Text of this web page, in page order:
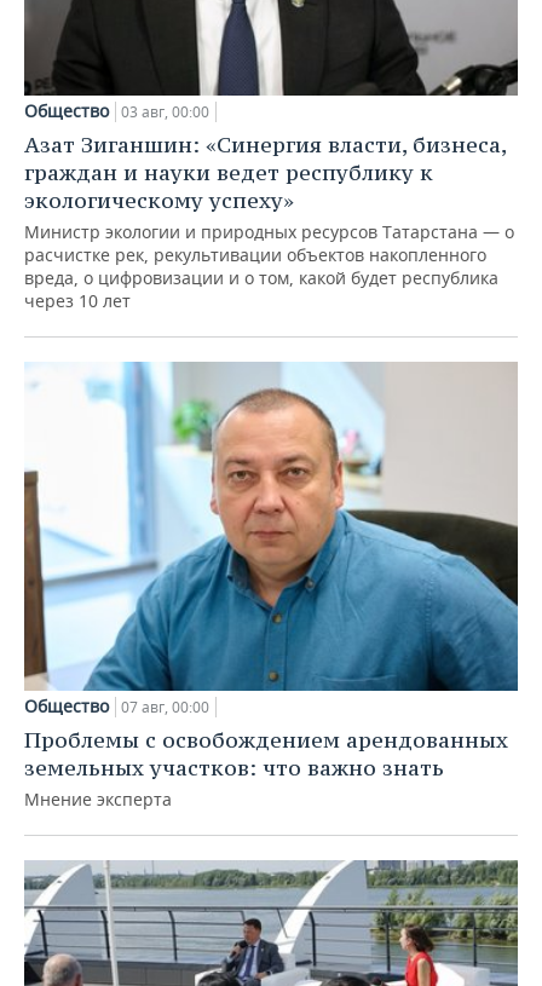
Общество 03 авг, 00:00
Азат Зиганшин: «Синергия власти, бизнеса,
граждан и науки ведет республику к
экологическому успеху»
Министр экологии и природных ресурсов Татарстана — о
расчистке рек, рекультивации объектов накопленного
вреда, о цифровизации и о том, какой будет республика
через 10 лет
Общество 07 авг, 00:00
Проблемы с освобождением арендованных
земельных участков: что важно знать
Мнение эксперта